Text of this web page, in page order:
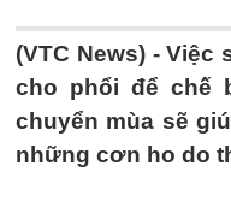
(VTC News) -Việc
cho phổi để chế
chuyển mùa sẽ
những cơn ho do